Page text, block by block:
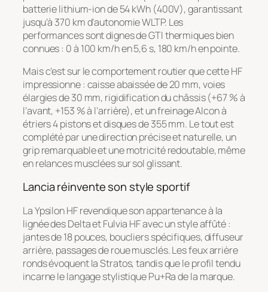
batterie lithium-ion de 54 kWh (400V), garantissant
jusqu’à 370 km d’autonomie WLTP. Les
performances sont dignes de GTI thermiques bien
connues : 0 à 100 km/h en 5,6 s, 180 km/h en pointe.
Mais c’est sur le comportement routier que cette HF
impressionne : caisse abaissée de 20 mm, voies
élargies de 30 mm, rigidification du châssis (+67 % à
l’avant, +153 % à l’arrière), et un freinage Alcon à
étriers 4 pistons et disques de 355 mm. Le tout est
complété par une direction précise et naturelle, un
grip remarquable et une motricité redoutable, même
en relances musclées sur sol glissant.
Lancia réinvente son style sportif
La Ypsilon HF revendique son appartenance à la
lignée des Delta et Fulvia HF avec un style affûté :
jantes de 18 pouces, boucliers spécifiques, diffuseur
arrière, passages de roue musclés. Les feux arrière
ronds évoquent la Stratos, tandis que le profil tendu
incarne le langage stylistique Pu+Ra de la marque.